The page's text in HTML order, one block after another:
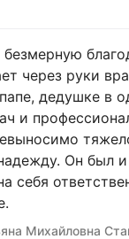
через руки
дедушке в
и
Он был
себя
Михайловна